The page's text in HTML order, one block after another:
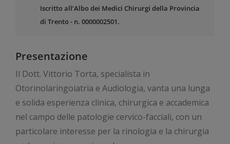
Iscritto all’Albo dei Medici Chirurgi della Provincia
di Trento - n. 0000002501.
Presentazione
Il Dott. Vittorio Torta, specialista in
Otorinolaringoiatria e Audiologia, vanta una lunga
e solida esperienza clinica, chirurgica e accademica
nel campo delle patologie cervico-facciali, con un
particolare interesse per la rinologia e la chirurgia